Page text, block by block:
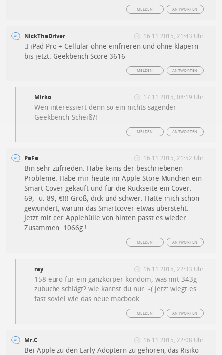
ANTWORTEN
MELDEN
NickTheDriver 16.11.2015, 21:43 Uhr
 iPad Pro + Cellular ohne einfrieren und ohne klapern
bis jetzt. Geekbench Score 3616
ANTWORTEN
MELDEN
Mirko 17.11.2015, 08:19 Uhr
Wen interessiert denn so ein nichts sagender
Geekbench-Scheiß?!
ANTWORTEN
MELDEN
PeFe 16.11.2015, 21:52 Uhr
Bin sehr zufrieden. Habe keins der beschriebenen
Probleme. Habe mir heute im Apple Store München ein
Smart Cover gekauft und für die Rückseite ein Cover.
69,- u. 89,-€!!! Groß, dick und schwer. Hatte mich schon
gewundert, warum das Smartcover etwas übersteht.
Jetzt mit der Applehülle von hinten passt es wieder.
Zusammen: 1066g !
ANTWORTEN
MELDEN
ray 16.11.2015, 22:33 Uhr
158 euro für ein ganzkörper kondom, was mit 343g
zubuche schlägt? wie kannst du nur :-( jetzt wiegt es
fast soviel wie das neue macbook.
ANTWORTEN
MELDEN
Mr.C 16.11.2015, 22:08 Uhr
Bei Apple zu den Early Adoptern zu gehören, das Risiko